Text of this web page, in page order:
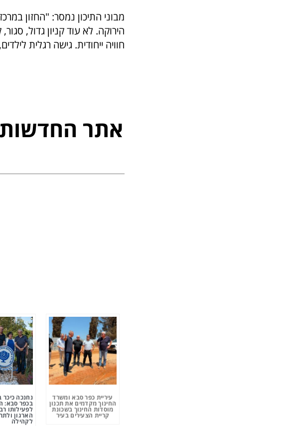
מבוני התיכון נמסר: "החזון
הירוקה. לא עוד קניון גדול,
חוויה ייחודית. גישה רגלית
אתר
עיריית כפר סבא ומשרד
החינוך מקדמים את תכנון
מוסדות החינוך בשכונת
קריית הצעירים בעיר
נחנכה כיכר
בכפר סבא:
לפעילותו
הארגון
לקהילה